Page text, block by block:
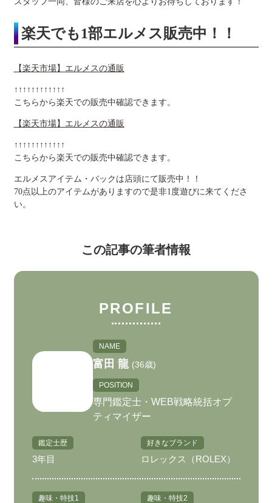
楽天でも1部エルメス販売中！！
【楽天市場】エルメスの通販
↑↑↑↑↑↑↑↑↑↑↑↑
こちらから楽天での販売中確認できます。
【楽天市場】エルメスの通販
↑↑↑↑↑↑↑↑↑↑↑↑
こちらから楽天での販売中確認できます。
エルメスアイテム・バックは店頭にて販売中！！
70点以上のアイテムがありますので是非1度遊びに来てくださ
い。
この記事の筆者情報
PROFILE
NAME
富田 龍 (36歳)
POSITION
専門鑑定士・WEB戦略統括オプ
ティマイザー
鑑定士歴
3年目
好きなブランド
ロレックス（ROLEX）
趣味・特技1 趣味・特技2